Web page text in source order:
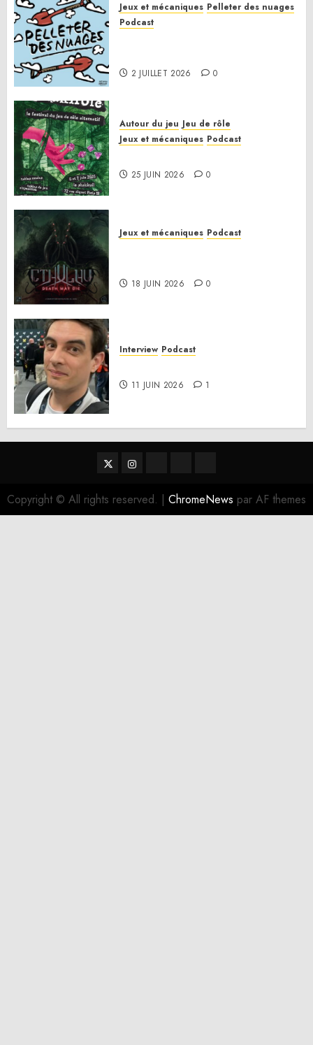
Jeux et mécaniques Pelleter des nuages
Podcast
2 JUILLET 2026 0
Autour du jeu Jeu de rôle
Jeux et mécaniques Podcast
25 JUIN 2026 0
Jeux et mécaniques Podcast
18 JUIN 2026 0
Interview Podcast
11 JUIN 2026 1
TwitterInstagram
Copyright © All rights reserved. | ChromeNews par AF themes